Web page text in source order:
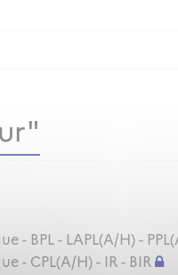
- LAPL(A/H) -
- CPL(A/H) - IR - BIR